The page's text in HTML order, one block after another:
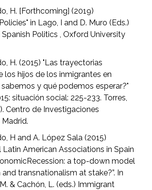
H. [Forthcoming] (2019)
in Lago, I and D. Muro (Eds.)
Politics , Oxford University
H. (2015) "Las trayectorias
los hijos de los inmigrantes en
sabemos y qué podemos esperar?"
situación social: 225-233. Torres,
Centro de Investigaciones
H and A. López Sala (2015)
Latin American Associations in Spain
a top-down model
transnationalism at stake?”. In
& Cachón, L. (eds.) Immigrant